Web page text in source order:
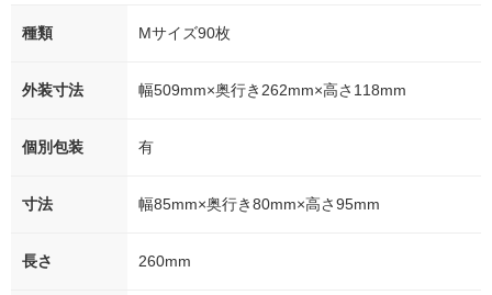
種類 Mサイズ90枚
外装寸法 幅509mm×奥行き262mm×高さ118mm
個別包装 有
寸法 幅85mm×奥行き80mm×高さ95mm
長さ 260mm